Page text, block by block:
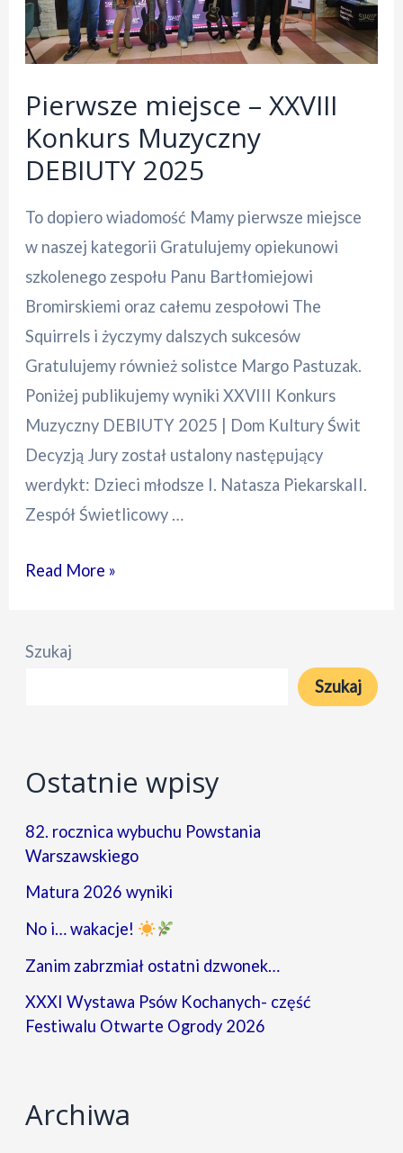
Pierwsze miejsce – XXVIII
Konkurs Muzyczny
DEBIUTY 2025
To dopiero wiadomość Mamy pierwsze miejsce
w naszej kategorii Gratulujemy opiekunowi
szkolenego zespołu Panu Bartłomiejowi
Bromirskiemi oraz całemu zespołowi The
Squirrels i życzymy dalszych sukcesów
Gratulujemy również solistce Margo Pastuzak.
Poniżej publikujemy wyniki XXVIII Konkurs
Muzyczny DEBIUTY 2025 | Dom Kultury Świt
Decyzją Jury został ustalony następujący
werdykt: Dzieci młodsze I. Natasza PiekarskaII.
Zespół Świetlicowy …
Pierwsze
XXVIII
2025
Read More »
Szukaj
Szukaj
Ostatnie wpisy
82. rocznica wybuchu Powstania
Warszawskiego
Matura 2026 wyniki
No i… wakacje!
Zanim zabrzmiał ostatni dzwonek…
XXXI Wystawa Psów Kochanych- część
Festiwalu Otwarte Ogrody 2026
Archiwa